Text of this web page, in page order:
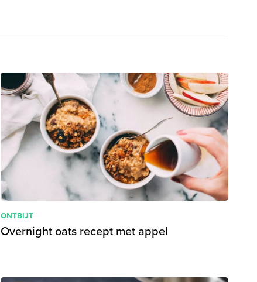
ONTBIJT
Overnight oats recept met appel